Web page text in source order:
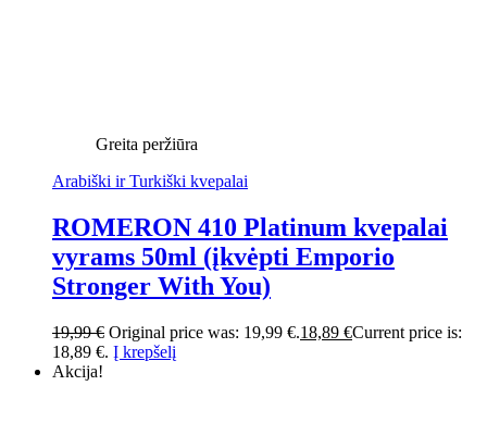
Greita peržiūra
Arabiški ir Turkiški kvepalai
ROMERON 410 Platinum kvepalai
vyrams 50ml (įkvėpti Emporio
Stronger With You)
19,99€ Original price was: 19,99 €.18,89 €Current price is:
18,89 €. Į krepšelį
Akcija!